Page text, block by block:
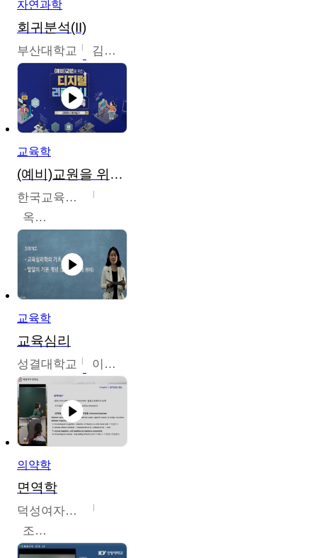
자연과학
회귀분석(II)
부산대학교 김충락
교육학
(예비)교원을 위한 디지털 리터러시 교육
한국교육학술정보원
옥현진
교육학
교육심리
성결대학교 이수경
의약학
면역학
덕성여자대학교
조효선